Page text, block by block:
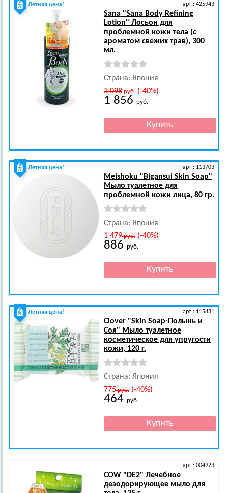
Летняя цена! арт.: 425943
Sana "Sana Body Refining
Lotion" Лосьон для
проблемной кожи тела (с
ароматом свежих трав), 300
мл.
Страна: Япония
3 098руб.(-40%)
1 856 руб.
Летняя цена! арт.: 113703
Meishoku "Bigansui Skin Soap"
Мыло туалетное для
проблемной кожи лица, 80 гр.
Страна: Япония
1 479руб.(-40%)
886 руб.
Летняя цена! арт.: 115831
Clover"Skin Soap-Полынь и
Соя" Мыло туалетное
косметическое для упругости
кожи, 120 г.
Страна: Япония
775руб.(-40%)
464 руб.
арт.: 004923
COW "DE2" Лечебное
дезодорирующее мыло для